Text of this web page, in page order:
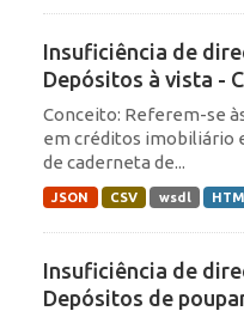
Insuficiência de
Depósitos à vista -
Conceito: Referem-se
em créditos imobiliário
de caderneta de...
JSON CSV wsdl
Insuficiência de
Depósitos de